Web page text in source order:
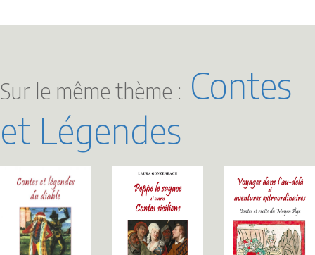
Sur le même thème : Contes
et Légendes